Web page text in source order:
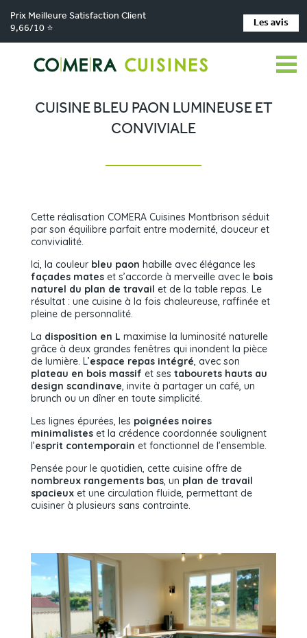
Prix Meilleure Satisfaction Client
9,66/10 ⭐
Les avis
Comera Cuisines > Nos magasins de cuisine > Cuisiniste MONTBRISON >
Réalisations > Cuisine bleu paon lumineuse et conviviale
CUISINE BLEU PAON LUMINEUSE ET
CONVIVIALE
Cette réalisation COMERA Cuisines Montbrison séduit
par son équilibre parfait entre modernité, douceur et
convivialité.
Ici, la couleur bleu paon habille avec élégance les
façades mates et s’accorde à merveille avec le bois
naturel du plan de travail et de la table repas. Le
résultat : une cuisine à la fois chaleureuse, raffinée et
pleine de personnalité.
La disposition en L maximise la luminosité naturelle
grâce à deux grandes fenêtres qui inondent la pièce
de lumière. L’espace repas intégré, avec son
plateau en bois massif et ses tabourets hauts au
design scandinave, invite à partager un café, un
brunch ou un dîner en toute simplicité.
Les lignes épurées, les poignées noires
minimalistes et la crédence coordonnée soulignent
l’esprit contemporain et fonctionnel de l’ensemble.
Pensée pour le quotidien, cette cuisine offre de
nombreux rangements bas, un plan de travail
spacieux et une circulation fluide, permettant de
cuisiner à plusieurs sans contrainte.